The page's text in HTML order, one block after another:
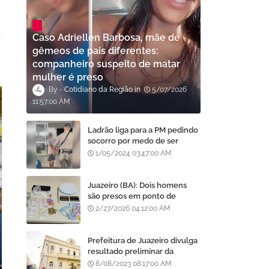
Caso Adriellen Barbosa, mãe de
gêmeos de pais diferentes:
companheiro suspeito de matar
mulher é preso
Cotidiano da Região
5/07/2026
11:57:00 AM
Ladrão liga para a PM pedindo
socorro por medo de ser
assassinado por moradores
1/05/2024 03:47:00 AM
Juazeiro (BA): Dois homens
são presos em ponto de
tráfico de drogas no bairro
2/27/2026 04:12:00 AM
Prefeitura de Juazeiro divulga
resultado preliminar da
análise de currículos do
8/08/2023 08:17:00 AM